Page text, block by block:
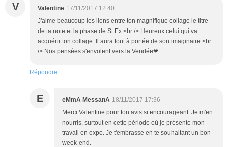
V Valentine 17/11/2017 12:40
J'aime beaucoup les liens entre ton magnifique collage le titre
de ta note et la phase de St Ex.<br /> Heureux celui qui va
acquérir ton collage. Il aura tout à portée de son imaginaire.<br
/> Nos pensées s'envolent vers la Vendée❤
Répondre
E eMmA MessanA 18/11/2017 17:36
Merci Valentine pour ton avis si encourageant. Je m'en
nourris, surtout en cette période où je présente mon
travail en expo. Je t'embrasse en te souhaitant un bon
week-end.